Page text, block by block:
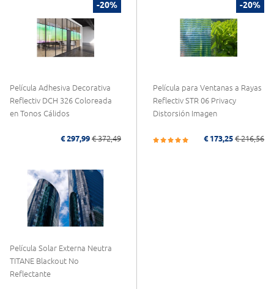
-20%
Película Adhesiva Decorativa
Reflectiv DCH 326 Coloreada
en Tonos Cálidos
€ 297,99 € 372,49
-20%
Película para Ventanas a Rayas
Reflectiv STR 06 Privacy
Distorsión Imagen
€ 173,25 € 216,56
Película Solar Externa Neutra
TITANE Blackout No
Reflectante